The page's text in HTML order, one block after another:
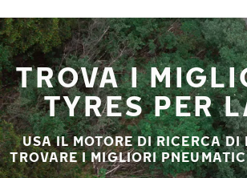
TROVA I
TYRES PER
USA IL MOTORE DI RICERCA
TROVARE I MIGLIORI